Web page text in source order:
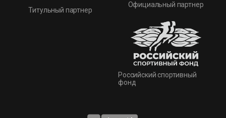
Титульный партнер
Официальный партнер
Российский спортивный
фонд